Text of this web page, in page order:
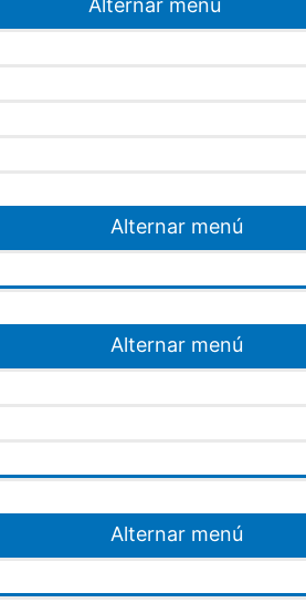
Alternar menú
Alternar menú
Alternar menú
Alternar menú